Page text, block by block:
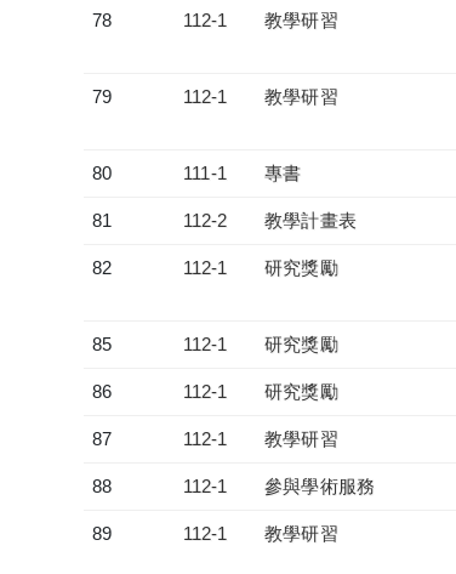
78 112-1 教學研習
79 112-1 教學研習
80 111-1 專書
81 112-2 教學計畫表
82 112-1 研究獎勵
85 112-1 研究獎勵
86 112-1 研究獎勵
87 112-1 教學研習
88 112-1 參與學術服務
89 112-1 教學研習